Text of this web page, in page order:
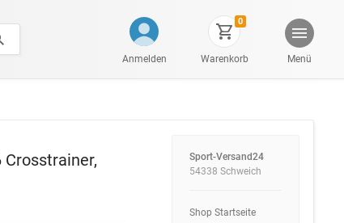
Anmelden
0
Warenkorb Menü
Crosstrainer,
Sport-Versand24
54338 Schweich
Shop Startseite